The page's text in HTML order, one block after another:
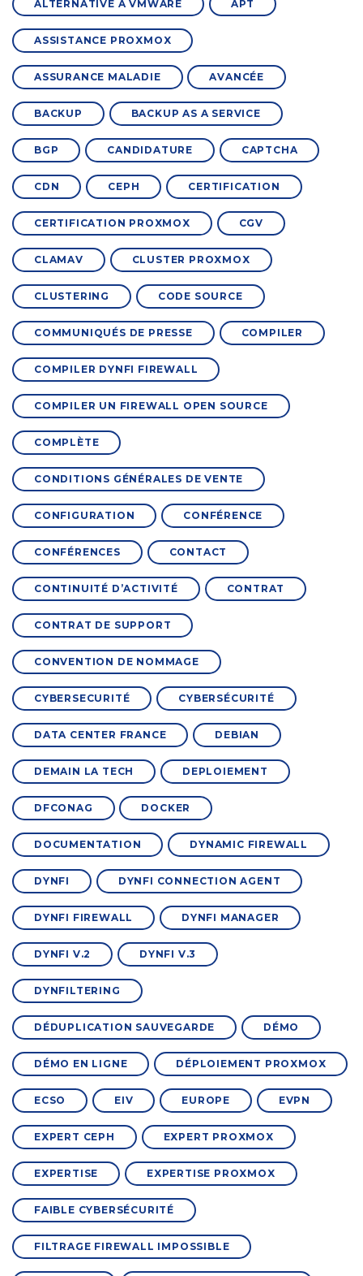
ALTERNATIVE À VMWARE APT
ASSISTANCE PROXMOX
ASSURANCE MALADIE AVANCÉE
BACKUP BACKUP AS A SERVICE
BGP CANDIDATURE CAPTCHA
CDN CEPH CERTIFICATION
CERTIFICATION PROXMOX CGV
CLAMAV CLUSTER PROXMOX
CLUSTERING CODE SOURCE
COMMUNIQUÉS DE PRESSE COMPILER
COMPILER DYNFI FIREWALL
COMPILER UN FIREWALL OPEN SOURCE
COMPLÈTE
CONDITIONS GÉNÉRALES DE VENTE
CONFIGURATION CONFÉRENCE
CONFÉRENCES CONTACT
CONTINUITÉ D’ACTIVITÉ CONTRAT
CONTRAT DE SUPPORT
CONVENTION DE NOMMAGE
CYBERSECURITÉ CYBERSÉCURITÉ
DATA CENTER FRANCE DEBIAN
DEMAIN LA TECH DEPLOIEMENT
DFCONAG DOCKER
DOCUMENTATION DYNAMIC FIREWALL
DYNFI DYNFI CONNECTION AGENT
DYNFI FIREWALL DYNFI MANAGER
DYNFI V.2 DYNFI V.3
DYNFILTERING
DÉDUPLICATION SAUVEGARDE DÉMO
DÉMO EN LIGNE DÉPLOIEMENT PROXMOX
ECSO EIV EUROPE EVPN
EXPERT CEPH EXPERT PROXMOX
EXPERTISE EXPERTISE PROXMOX
FAIBLE CYBERSÉCURITÉ
FILTRAGE FIREWALL IMPOSSIBLE